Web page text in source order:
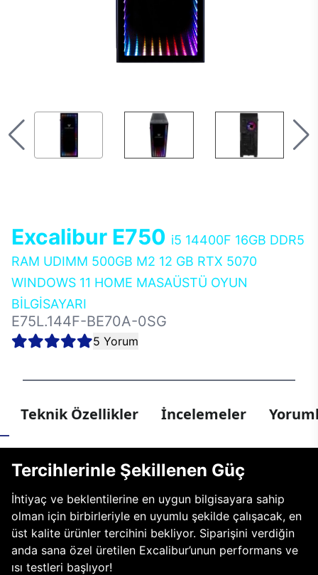
Excalibur E750 i5 14400F 16GB DDR5
RAM UDIMM 500GB M2 12 GB RTX 5070
WINDOWS 11 HOME MASAÜSTÜ OYUN
BİLGİSAYARI
E75L.144F-BE70A-0SG
5 Yorum
Teknik Özellikler İncelemeler
Tercihlerinle Şekillenen Güç
İhtiyaç ve beklentilerine en uygun bilgisayara sahip
olman için birbirleriyle en uyumlu şekilde çalışacak, en
üst kalite ürünler tercihini bekliyor. Siparişini verdiğin
anda sana özel üretilen Excalibur’unun performans ve
ısı testleri başlıyor!